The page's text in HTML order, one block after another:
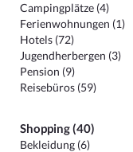
Campingplätze (4)
Ferienwohnungen (1)
Hotels (72)
Jugendherbergen (3)
Pension (9)
Reisebüros (59)
Shopping (40)
Bekleidung (6)